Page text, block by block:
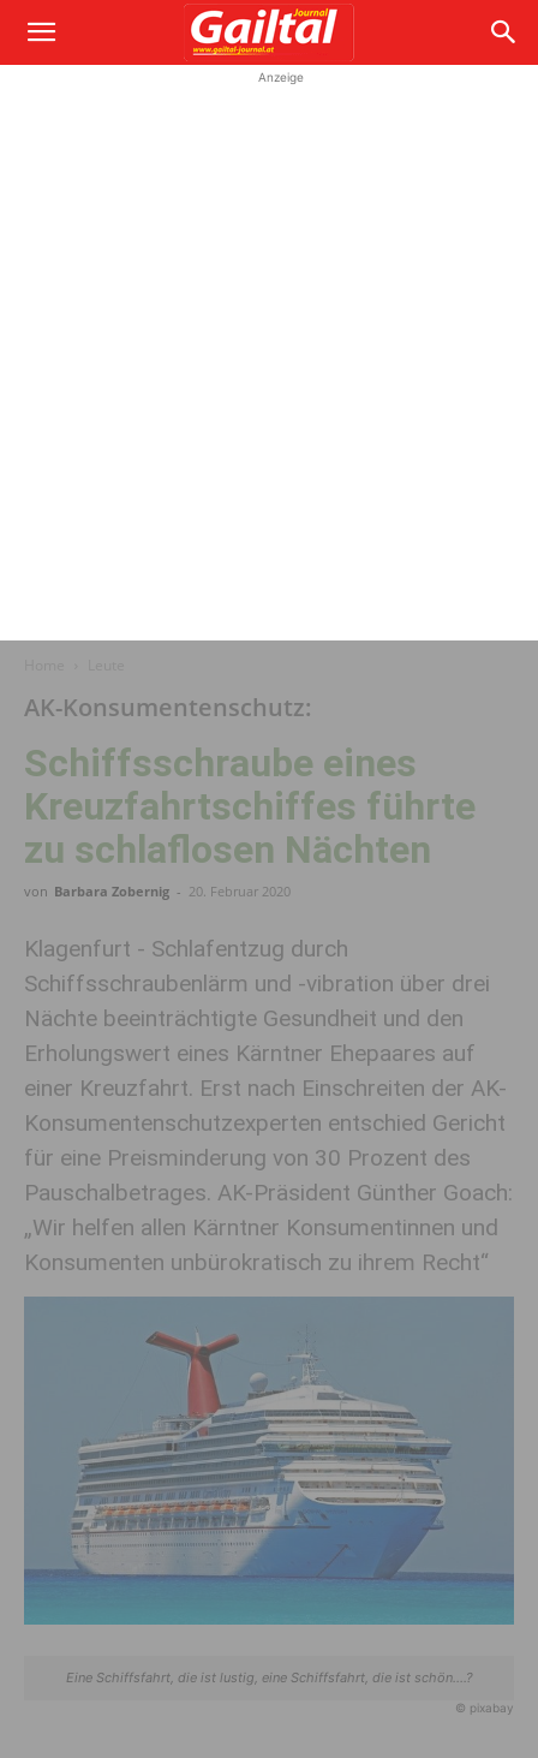
Anzeige
AK-Konsumentenschutz:
Schiffsschraube eines
Kreuzfahrtschiffes führte
zu schlaflosen Nächten
von Barbara Zobernig - 20. Februar 2020
Klagenfurt - Schlafentzug durch
Schiffsschraubenlärm und -vibration über drei
Nächte beeinträchtigte Gesundheit und den
Erholungswert eines Kärntner Ehepaares auf
einer Kreuzfahrt. Erst nach Einschreiten der AK-
Konsumentenschutzexperten entschied Gericht
für eine Preisminderung von 30 Prozent des
Pauschalbetrages. AK-Präsident Günther Goach:
„Wir helfen allen Kärntner Konsumentinnen und
Konsumenten unbürokratisch zu ihrem Recht“
Eine Schiffsfahrt, die ist lustig, eine Schiffsfahrt, die ist schön....?
© pixabay